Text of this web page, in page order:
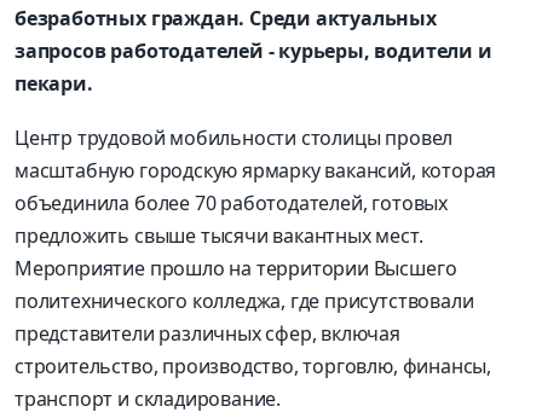
безработных граждан. Среди актуальных
запросов работодателей - курьеры, водители и
пекари.
Центр трудовой мобильности столицы провел
масштабную городскую ярмарку вакансий, которая
объединила более 70 работодателей, готовых
предложить свыше тысячи вакантных мест.
Мероприятие прошло на территории Высшего
политехнического колледжа, где присутствовали
представители различных сфер, включая
строительство, производство, торговлю, финансы,
транспорт и складирование.